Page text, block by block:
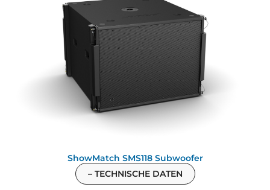
ShowMatch SMS118 Subwoofer
– TECHNISCHE DATEN